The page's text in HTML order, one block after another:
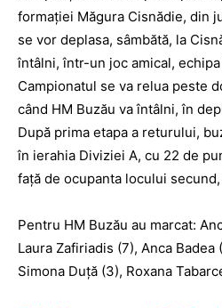
formaţiei Măgura Cisnădie, din
se vor deplasa, sâmbătă, la
întâlni, într-un joc amical,
Campionatul se va relua peste
când HM Buzău va întâlni, în
După prima etapa a returului,
în ierahia Diviziei A, cu 22 de
față de ocupanta locului
Pentru HM Buzău au marcat:
Laura Zafiriadis (7), Anca
Simona Duţă (3), Roxana